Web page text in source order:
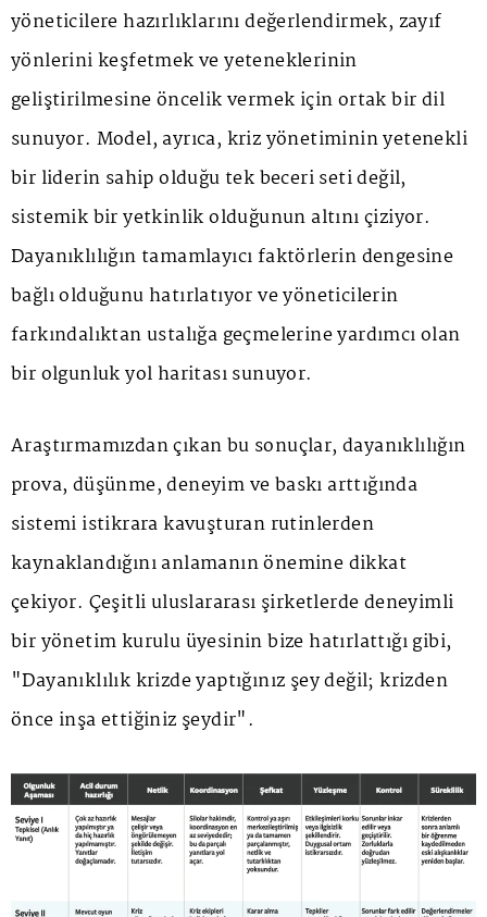
yöneticilere hazırlıklarını değerlendirmek, zayıf
yönlerini keşfetmek ve yeteneklerinin
geliştirilmesine öncelik vermek için ortak bir dil
sunuyor. Model, ayrıca, kriz yönetiminin yetenekli
bir liderin sahip olduğu tek beceri seti değil,
sistemik bir yetkinlik olduğunun altını çiziyor.
Dayanıklılığın tamamlayıcı faktörlerin dengesine
bağlı olduğunu hatırlatıyor ve yöneticilerin
farkındalıktan ustalığa geçmelerine yardımcı olan
bir olgunluk yol haritası sunuyor.
Araştırmamızdan çıkan bu sonuçlar, dayanıklılığın
prova, düşünme, deneyim ve baskı arttığında
sistemi istikrara kavuşturan rutinlerden
kaynaklandığını anlamanın önemine dikkat
çekiyor. Çeşitli uluslararası şirketlerde deneyimli
bir yönetim kurulu üyesinin bize hatırlattığı gibi,
"Dayanıklılık krizde yaptığınız şey değil; krizden
önce inşa ettiğiniz şeydir".